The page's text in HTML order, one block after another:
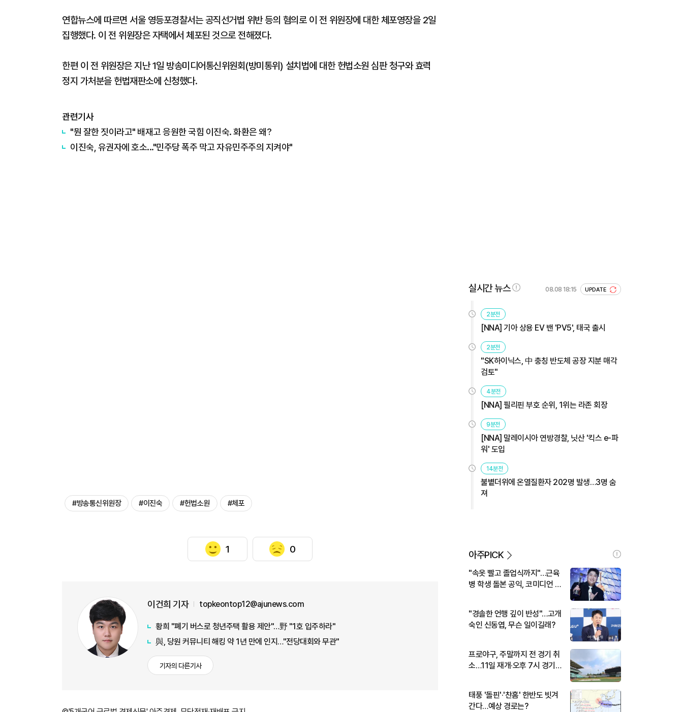
연합뉴스에 따르면 서울 영등포경찰서는 공직선거법 위반 등의 혐의로 이 전 위원장에 대한 체포영장을 2일
집행했다. 이 전 위원장은 자택에서 체포된 것으로 전해졌다.
한편 이 전 위원장은 지난 1일 방송미디어통신위원회(방미통위) 설치법에 대한 헌법소원 심판 청구와 효력
정지 가처분을 헌법재판소에 신청했다.
관련기사
"뭔 잘한 짓이라고" 배재고 응원한 국힘 이진숙. 화환은 왜?
이진숙, 유권자에 호소..."민주당 폭주 막고 자유민주주의 지켜야"
#방송통신위원장 #이진숙 #헌법소원 #체포
1 0
이건희 기자 topkeontop12@ajunews.com
황희 "폐기 버스로 청년주택 활용 제안"…野 "1호 입주하라"
與, 당원 커뮤니티 해킹 약 1년 만에 인지…"전당대회와 무관"
기자의 다른기사
실시간 뉴스 08.08 18:15 UPDATE
2분전
[NNA] 기아 상용 EV 밴 'PV5', 태국 출시
2분전
"SK하이닉스, 中 충칭 반도체 공장 지분 매각
검토"
4분전
[NNA] 필리핀 부호 순위, 1위는 라존 회장
9분전
[NNA] 말레이시아 연방경찰, 닛산 '킥스 e-파
워' 도입
14분전
불볕더위에 온열질환자 202명 발생…3명 숨
져
아주PICK
"속옷 빨고 졸업식까지"…근육
병 학생 돌본 공익, 코미디언 김
"경솔한 언행 깊이 반성"…고개
숙인 신동엽, 무슨 일이길래?
프로야구, 주말까지 전 경기 취
소…11일 재개·오후 7시 경기
태풍 '돌핀'·'찬홈' 한반도 빗겨
간다…예상 경로는?